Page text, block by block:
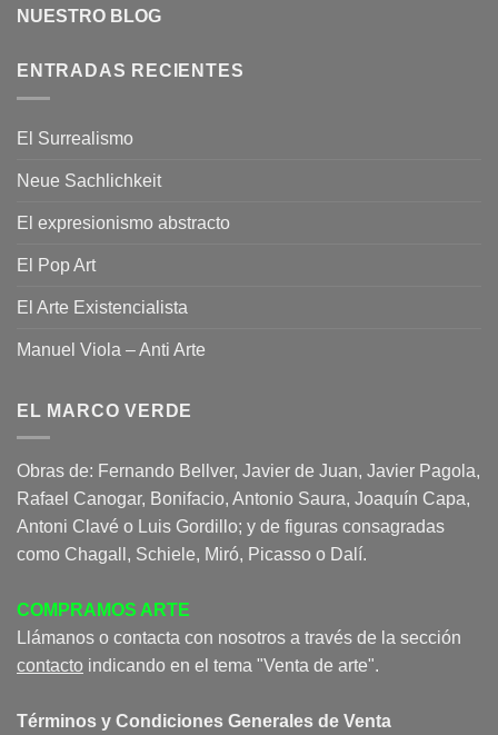
NUESTRO BLOG
ENTRADAS RECIENTES
El Surrealismo
Neue Sachlichkeit
El expresionismo abstracto
El Pop Art
El Arte Existencialista
Manuel Viola – Anti Arte
EL MARCO VERDE
Obras de: Fernando Bellver, Javier de Juan, Javier Pagola,
Rafael Canogar, Bonifacio, Antonio Saura, Joaquín Capa,
Antoni Clavé o Luis Gordillo; y de figuras consagradas
como Chagall, Schiele, Miró, Picasso o Dalí.
COMPRAMOS ARTE
Llámanos o contacta con nosotros a través de la sección
contacto indicando en el tema "Venta de arte".
Términos y Condiciones Generales de Venta